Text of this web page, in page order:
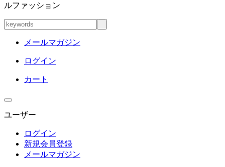
ルファッション
メールマガジン
ログイン
カート
ユーザー
ログイン
新規会員登録
メールマガジン